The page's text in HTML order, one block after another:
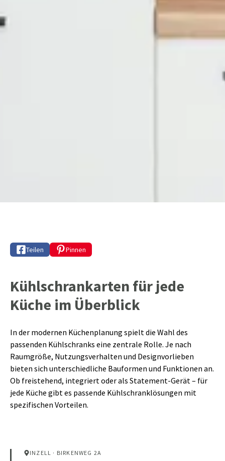
Teilen Pinnen
Kühlschrankarten für jede
Küche im Überblick
In der modernen Küchenplanung spielt die Wahl des
passenden Kühlschranks eine zentrale Rolle. Je nach
Raumgröße, Nutzungsverhalten und Designvorlieben
bieten sich unterschiedliche Bauformen und Funktionen an.
Ob freistehend, integriert oder als Statement-Gerät – für
jede Küche gibt es passende Kühlschranklösungen mit
spezifischen Vorteilen.
INZELL · BIRKENWEG 2A